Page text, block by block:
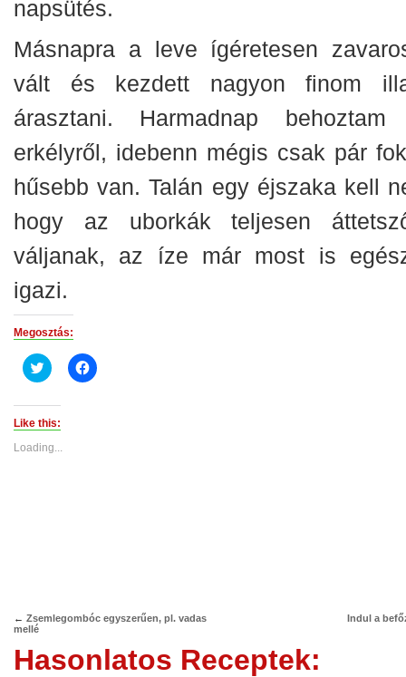
napsütés.
Másnapra a leve ígéretesen
vált és kezdett nagyon finom
árasztani. Harmadnap
erkélyről, idebenn mégis csak pár
hűsebb van. Talán egy éjszaka kell
hogy az uborkák teljesen
váljanak, az íze már most is
igazi.
Megosztás:
Click
to
(Opens
in
new
Click
to
Like this:
Loading...
← Zsemlegombóc egyszerűen, pl. vadas
mellé
Indul a
Hasonlatos Receptek: